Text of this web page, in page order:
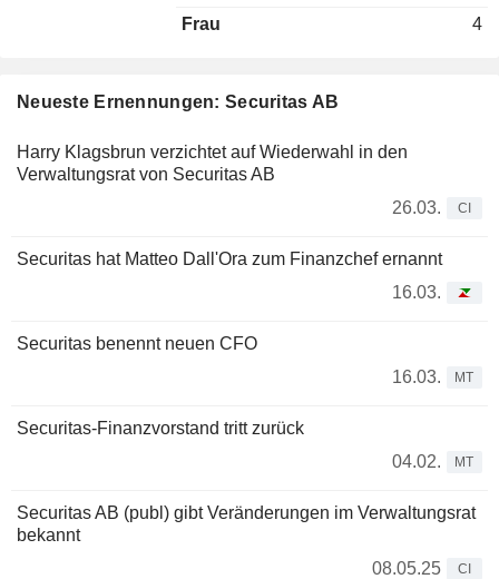
Neueste Ernennungen: Securitas AB
Harry Klagsbrun verzichtet auf Wiederwahl in den
Verwaltungsrat von Securitas AB
26.03.
CI
Securitas hat Matteo Dall'Ora zum Finanzchef ernannt
16.03.
Securitas benennt neuen CFO
16.03.
MT
Securitas-Finanzvorstand tritt zurück
04.02.
MT
Securitas AB (publ) gibt Veränderungen im Verwaltungsrat
bekannt
08.05.25
CI
Frau 4